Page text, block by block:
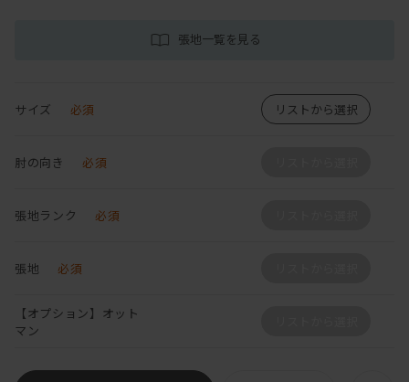
張地一覧を見る
サイズ 必須 リストから選択
肘の向き 必須
張地ランク 必須
張地 必須
【オプション】オット
マン